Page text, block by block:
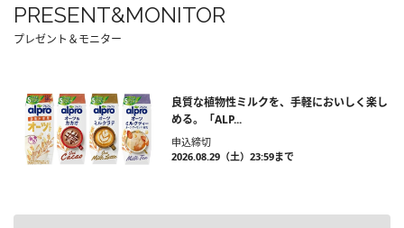
PRESENT&MONITOR
プレゼント＆モニター
良質な植物性ミルクを、手軽においしく楽し
める。「ALP...
申込締切
2026.08.29（土）23:59まで